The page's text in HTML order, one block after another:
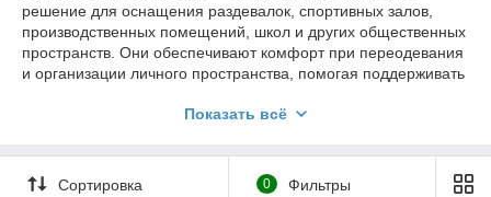
решение для оснащения раздевалок, спортивных залов,
производственных помещений, школ и других общественных
пространств. Они обеспечивают комфорт при переодевания
и организации личного пространства, помогая поддерживать
Конструкции изготавливаются на основе прочного
износостойких материалов — дерева устойчивых к влаге,
Показать всё
Сортировка 0 Фильтры